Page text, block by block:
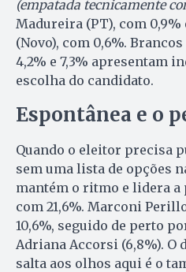
(empatada tecnicamente
Madureira (PT), com 0,9%
(Novo), com 0,6%.
4,2% e 7,3% apresentam
escolha do candidato.
Espontânea e o
Quando o eleitor precisa
sem uma lista de opções
mantém o ritmo e lidera a
com 21,6%. Marconi
10,6%, seguido de perto
Adriana Accorsi (6,8%). O
salta aos olhos aqui é o